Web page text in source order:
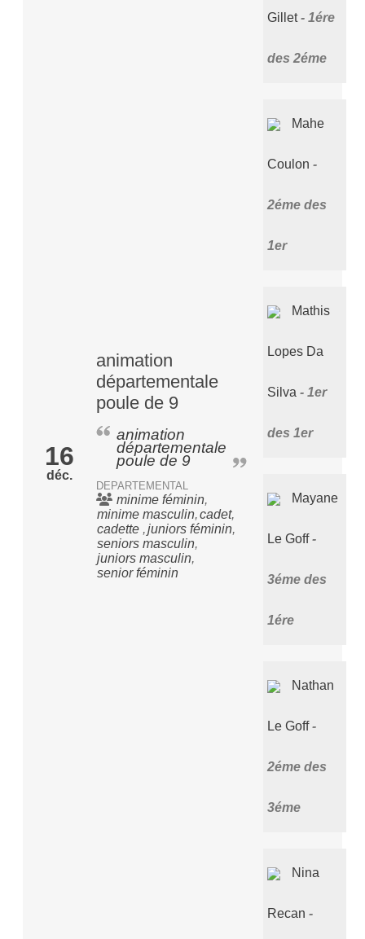
16
déc.
animation
départementale
poule de 9
animation
départementale
poule de 9
DEPARTEMENTAL
minime féminin
minime masculin cadet
cadette juniors féminin
seniors masculin
juniors masculin
senior féminin
Gillet 1ére
des 2éme
Mahe
Coulon
2éme des
1er
Mathis
Lopes Da
Silva 1er
des 1er
Mayane
Le Goff
3éme des
1ére
Nathan
Le Goff
2éme des
3éme
Nina
Recan